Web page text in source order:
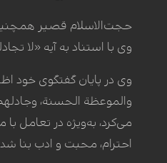
حجت‌الاسلام قصیر همچنین
وی با استناد به آیه «لا
وی در پایان گفتگوی خود
والموعظة الحسنة،
می‌کرد، به‌ویژه در تعامل با
احترام، محبت و ادب بنا